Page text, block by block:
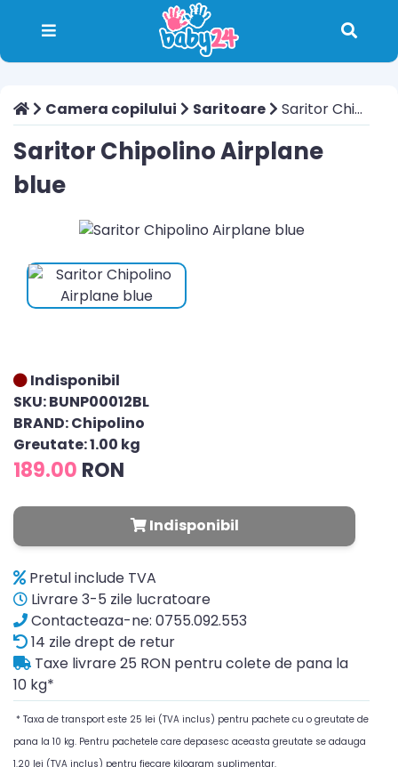
Camera copilului Saritoare Saritor Chipolino Airplane blue
Saritor Chipolino Airplane
blue
Indisponibil
SKU: BUNP00012BL
BRAND: Chipolino
Greutate: 1.00 kg
189.00 RON
Indisponibil
Pretul include TVA
Livrare 3-5 zile lucratoare
Contacteaza-ne: 0755.092.553
14 zile drept de retur
Taxe livrare 25 RON pentru colete de pana la
10 kg*
* Taxa de transport este 25 lei (TVA inclus) pentru pachete cu o greutate de
pana la 10 kg. Pentru pachetele care depasesc aceasta greutate se adauga
1.20 lei (TVA inclus) pentru fiecare kilogram suplimentar.